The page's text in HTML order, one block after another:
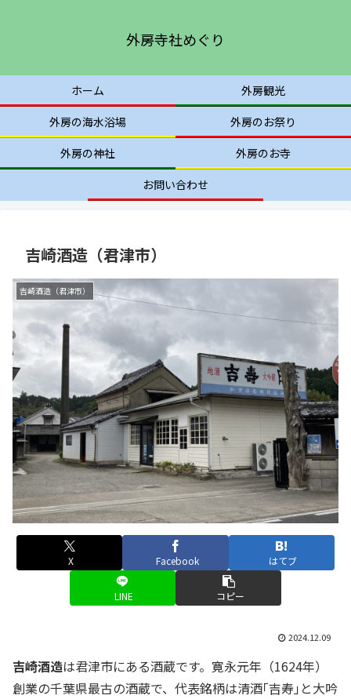
外房寺社めぐり
ホーム
外房観光
外房の海水浴場
外房のお祭り
外房の神社
外房のお寺
お問い合わせ
吉崎酒造（君津市）
吉崎酒造（君津市）
X Facebook はてブ
LINE コピー
2024.12.09
吉崎酒造は君津市にある酒蔵です。寛永元年（1624年）
創業の千葉県最古の酒蔵で、代表銘柄は清酒｢吉寿｣と大吟